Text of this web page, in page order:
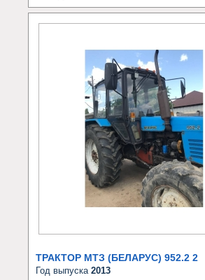
ТРАКТОР МТЗ (БЕЛАРУС) 952.2 2
Год выпуска 2013